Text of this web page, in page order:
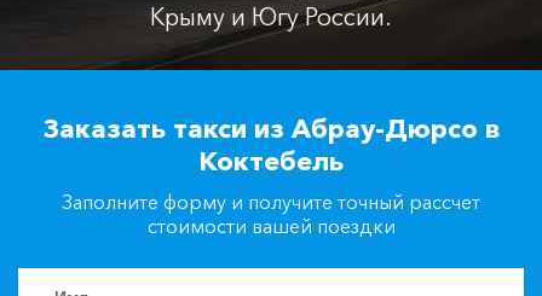
+7(861)217-90-04
Заказать такси
Крыму и Югу России.
Заказать такси из Абрау-Дюрсо в
Коктебель
Заполните форму и получите точный рассчет
стоимости вашей поездки